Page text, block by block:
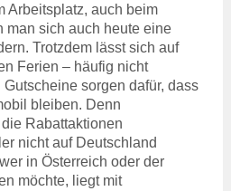
Arbeitsplatz, auch beim
man sich auch heute eine
Trotzdem lässt sich auf
Ferien – häufig nicht
sorgen dafür, dass
bleiben. Denn
Rabattaktionen
nicht auf Deutschland
in Österreich oder der
möchte, liegt mit